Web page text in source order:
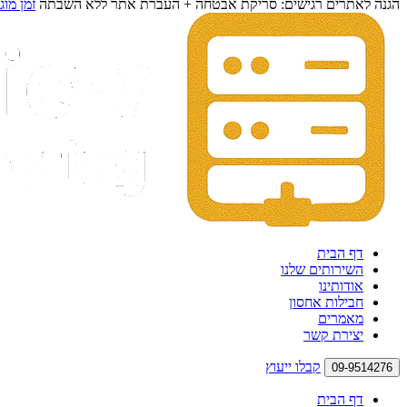
הגנה לאתרים רגישים: סריקת אבטחה + העברת אתר ללא השבתה זמן
דף הבית
השירותים שלנו
אודותינו
חבילות אחסון
מאמרים
יצירת קשר
09-9514276 קבלו ייעוץ
דף הבית